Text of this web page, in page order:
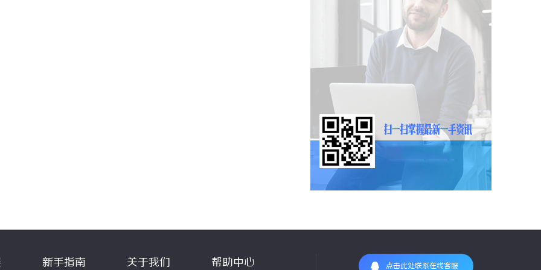
新手指南 关于我们 帮助中心 点击此处联系在线客服